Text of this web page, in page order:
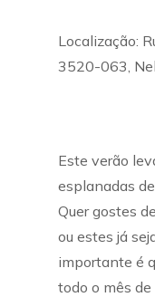
Localização:
3520-063,
Este verão
esplanadas
Quer gostes
ou estes já
importante é
todo o mês